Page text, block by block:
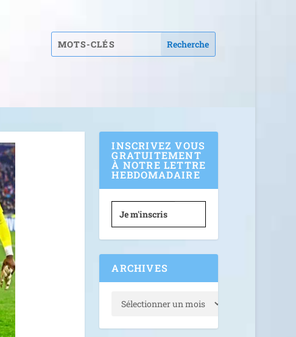
INSCRIVEZ VOUS
GRATUITEMENT
À NOTRE LETTRE
HEBDOMADAIRE
Je m'inscris
ARCHIVES